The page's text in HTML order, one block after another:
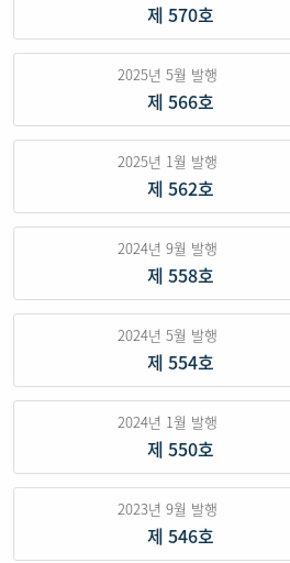
제 570호
2025년 5월 발행
제 566호
2025년 1월 발행
제 562호
2024년 9월 발행
제 558호
2024년 5월 발행
제 554호
2024년 1월 발행
제 550호
2023년 9월 발행
제 546호